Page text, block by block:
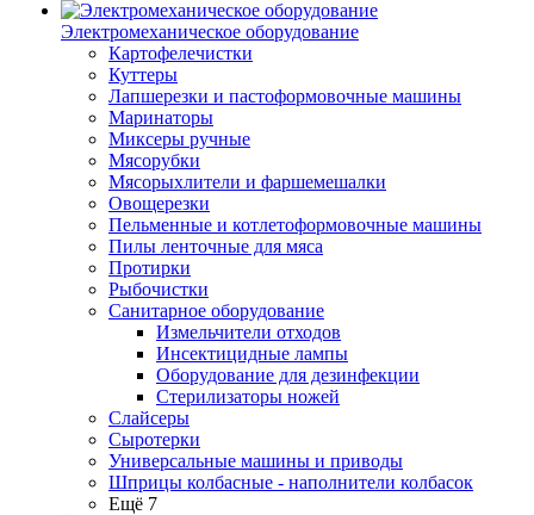
Электромеханическое оборудование
Картофелечистки
Куттеры
Лапшерезки и пастоформовочные машины
Маринаторы
Миксеры ручные
Мясорубки
Мясорыхлители и фаршемешалки
Овощерезки
Пельменные и котлетоформовочные машины
Пилы ленточные для мяса
Протирки
Рыбочистки
Санитарное оборудование
Измельчители отходов
Инсектицидные лампы
Оборудование для дезинфекции
Стерилизаторы ножей
Слайсеры
Сыротерки
Универсальные машины и приводы
Шприцы колбасные - наполнители колбасок
Ещё 7